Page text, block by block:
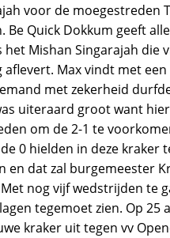
voor de moegestreden
Be Quick Dokkum geeft
Mishan Singarajah
aflevert. Max vindt met
met zekerheid
uiteraard groot want
om de 2-1 te
0 hielden in deze kraker
dat zal burgemeester
nog vijf wedstrijden te
tegemoet zien. Op
kraker uit tegen vv